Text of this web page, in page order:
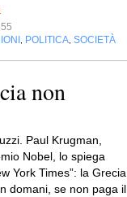
POLITICA SOCIETÀ
non
Paul Krugman,
Nobel, lo spiega
York Times”: la Grecia
domani, se non paga il